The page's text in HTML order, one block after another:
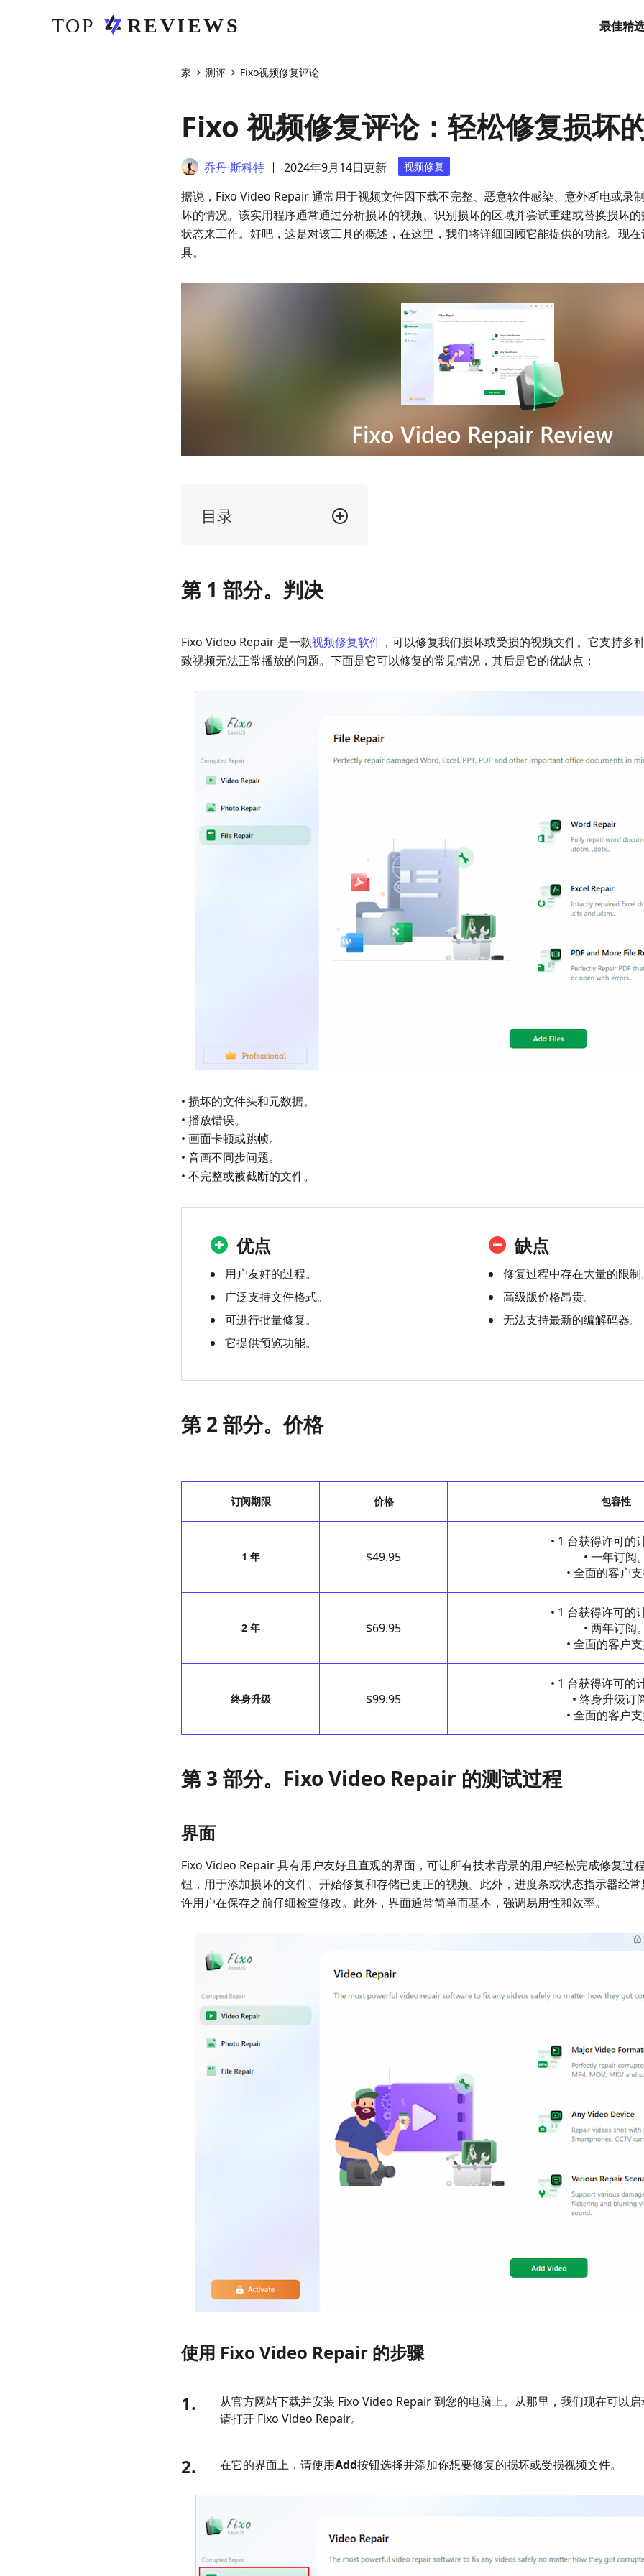
最佳精
家 测评 Fixo视频修复评论
Fixo 视频修复评论：轻松修复损坏
乔丹·斯科特 2024年9月14日更新 视频修复
据说，Fixo Video Repair 通常用于视频文件因下载不完整、恶意软件感染、意外断电或录
坏的情况。该实用程序通常通过分析损坏的视频、识别损坏的区域并尝试重建或替换损坏
状态来工作。好吧，这是对该工具的概述，在这里，我们将详细回顾它能提供的功能。现
具。
目录
分。
判
第
2
价
格
第
3
分。
测
试
替
代
案
第
6
部
分。
问
题
解
第 1 部分。判决
Fixo Video Repair 是一款视频修复软件 ，可以修复我们损坏或受损的视频文件。它支持多
致视频无法正常播放的问题。下面是它可以修复的常见情况，其后是它的优缺点：
• 损坏的文件头和元数据。
• 播放错误。
• 画面卡顿或跳帧。
• 音画不同步问题。
• 不完整或被截断的文件。
优点
用户友好的过程。
广泛支持文件格式。
可进行批量修复。
它提供预览功能。
缺点
修复过程中存在大量的限制
高级版价格昂贵。
无法支持最新的编解码器。
第 2 部分。价格
订阅期限 价格 包容性
1 年 $49.95
• 1 台获得许可的
• 一年订阅
• 全面的客户
2 年 $69.95
• 1 台获得许可的
• 两年订阅
• 全面的客户
终身升级 $99.95
• 1 台获得许可的
• 终身升级订
• 全面的客户
第 3 部分。Fixo Video Repair 的测试过程
界面
Fixo Video Repair 具有用户友好且直观的界面，可让所有技术背景的用户轻松完成修复过
钮，用于添加损坏的文件、开始修复和存储已更正的视频。此外，进度条或状态指示器经
许用户在保存之前仔细检查修改。此外，界面通常简单而基本，强调易用性和效率。
使用 Fixo Video Repair 的步骤
1.
从官方网站下载并安装 Fixo Video Repair 到您的电脑上。从那里，我们现在可以
请打开 Fixo Video Repair。
2. 在它的界面上，请使用Add按钮选择并添加你想要修复的损坏或受损视频文件。